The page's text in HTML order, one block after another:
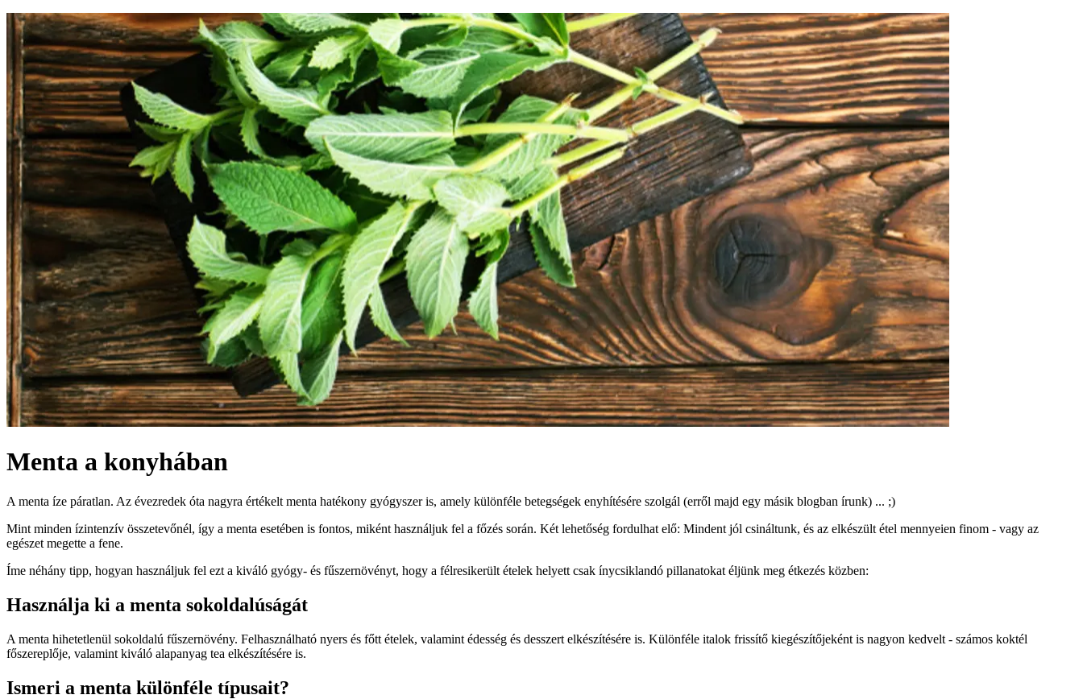
Menta a konyhában
A menta íze páratlan. Az évezredek óta nagyra értékelt menta hatékony gyógyszer is, amely különféle betegségek enyhítésére szolgál (erről majd egy másik blogban írunk) ... ;)
Mint minden ízintenzív összetevőnél, így a menta esetében is fontos, miként használjuk fel a főzés során. Két lehetőség fordulhat elő: Mindent jól csináltunk, és az elkészült étel mennyeien finom - vagy az
egészet megette a fene.
Íme néhány tipp, hogyan használjuk fel ezt a kiváló gyógy- és fűszernövényt, hogy a félresikerült ételek helyett csak ínycsiklandó pillanatokat éljünk meg étkezés közben:
Használja ki a menta sokoldalúságát
A menta hihetetlenül sokoldalú fűszernövény. Felhasználható nyers és főtt ételek, valamint édesség és desszert elkészítésére is. Különféle italok frissítő kiegészítőjeként is nagyon kedvelt - számos koktél
főszereplője, valamint kiváló alapanyag tea elkészítésére is.
Ismeri a menta különféle típusait?